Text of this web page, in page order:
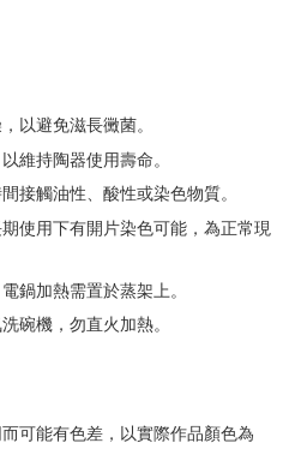
以避免滋長黴菌。
維持陶器使用壽命。
接觸油性、酸性或染色物質。
使用下有開片染色可能，為正常現
鍋加熱需置於蒸架上。
碗機，勿直火加熱。
可能有色差，以實際作品顏色為